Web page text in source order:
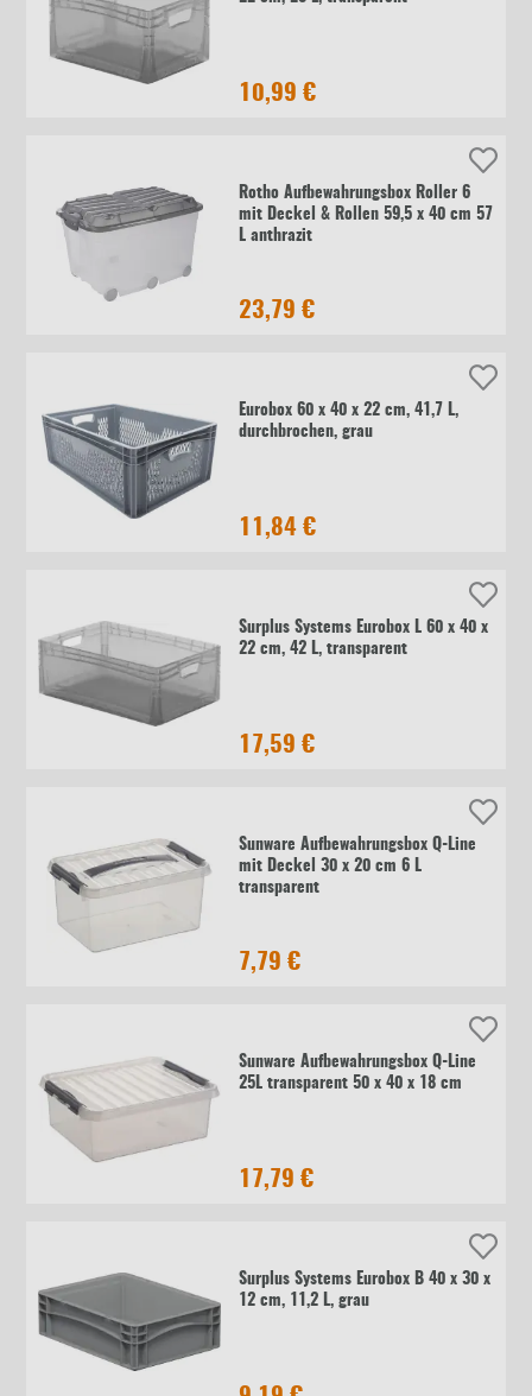
10,99 €
Rotho Aufbewahrungsbox Roller 6
mit Deckel & Rollen 59,5 x 40 cm 57
L anthrazit
23,79 €
Eurobox 60 x 40 x 22 cm, 41,7 L,
durchbrochen, grau
11,84 €
Surplus Systems Eurobox L 60 x 40 x
22 cm, 42 L, transparent
17,59 €
Sunware Aufbewahrungsbox Q-Line
mit Deckel 30 x 20 cm 6 L
transparent
7,79 €
Sunware Aufbewahrungsbox Q-Line
25L transparent 50 x 40 x 18 cm
17,79 €
Surplus Systems Eurobox B 40 x 30 x
12 cm, 11,2 L, grau